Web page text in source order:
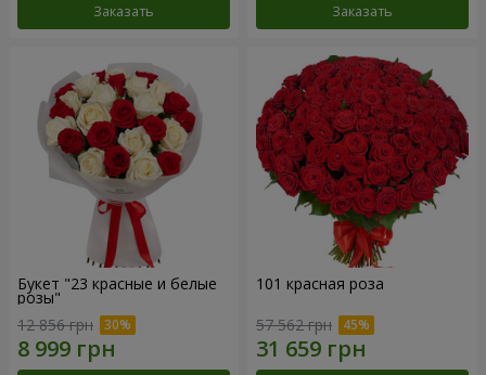
Заказать Заказать
Букет "23 красные и белые
розы"
12 856 грн
101 красная роза
57 562 грн